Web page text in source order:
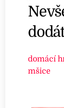
domácí
mšice